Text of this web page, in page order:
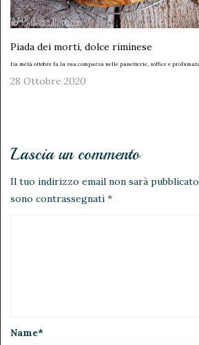
Piada dei morti, dolce riminese
Da metà ottobre fa la sua comparsa nelle panetterie, soffice e profumata
28 Ottobre 2020
Lascia un commento
Il tuo indirizzo email non sarà
sono contrassegnati *
Name*